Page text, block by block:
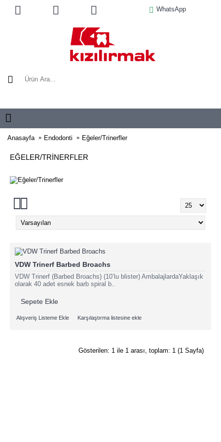
WhatsApp
Anasayfa Endodonti Eğeler/Trinerfler
EĞELER/TRINERFLER
VDW Trinerf Barbed Broachs
VDW Trinerf (Barbed Broachs) (10’lu blister) AmbalajlardaYaklaşık
olarak 40 adet esnek barb spiral b..
Sepete Ekle
Alışveriş Listeme Ekle Karşılaştırma listesine ekle
Gösterilen: 1 ile 1 arası, toplam: 1 (1 Sayfa)